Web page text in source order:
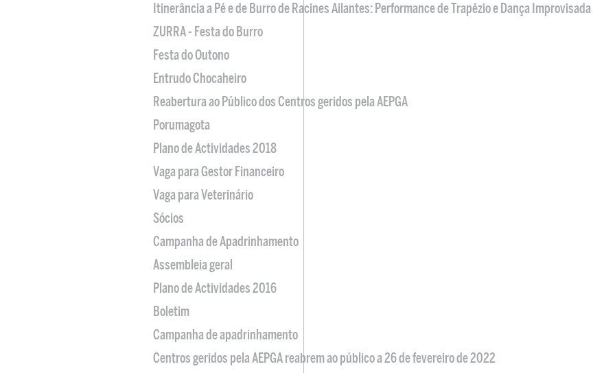
Itinerância a Pé e de Burro de Racines Ailantes: Performance de Trapézio e Dança Improvisada
ZURRA - Festa do Burro
Festa do Outono
Entrudo Chocaheiro
Reabertura ao Público dos Centros geridos pela AEPGA
Porumagota
Plano de Actividades 2018
Vaga para Gestor Financeiro
Vaga para Veterinário
Sócios
Campanha de Apadrinhamento
Assembleia geral
Plano de Actividades 2016
Boletim
Campanha de apadrinhamento
Centros geridos pela AEPGA reabrem ao público a 26 de fevereiro de 2022